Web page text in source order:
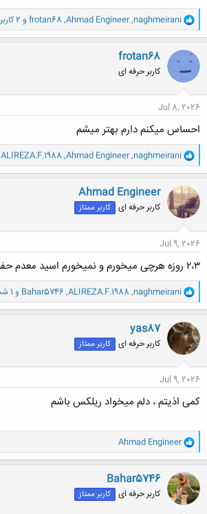
و
ا
ک
ن
ش
ه
ا
naghmeirani
,
Ahmad Engineer
,
frotan68 و 2 کاربر دیگر
frotan68
کاربر حرفه ای
Jul 8, 2026
احساس میکنم دارم بهتر میشم
و
ا
ک
ن
ش
ه
ا
naghmeirani
,
Ahmad Engineer
,
ALIREZA.F.1988
Ahmad Engineer
کاربر حرفه ای کاربر ممتاز
Jul 9, 2026
۲،۳ روزه هرچی میخورم و نمیخورم اسید معدم حفم میکنه
و
ا
ک
ن
ش
ه
ا
naghmeirani
,
ALIREZA.F.1988
,
Bahar5746 و 1 شخص دیگر
yas87
کاربر حرفه ای کاربر ممتاز
Jul 9, 2026
کمی اذیتم ، دلم میخواد ریلکس باشم
و
ا
ک
ن
ش
ه
ا
Ahmad Engineer
Bahar5746
کاربر حرفه ای کاربر ممتاز